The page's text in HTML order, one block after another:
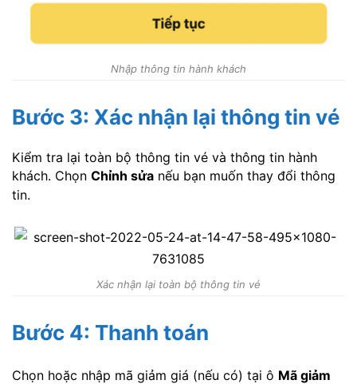
Nhập thông tin hành khách
Bước 3: Xác nhận lại thông tin vé
Kiểm tra lại toàn bộ thông tin vé và thông tin hành
khách. Chọn Chỉnh sửa nếu bạn muốn thay đổi thông
tin.
Xác nhận lại toàn bộ thông tin vé
Bước 4: Thanh toán
Chọn hoặc nhập mã giảm giá (nếu có) tại ô Mã giảm